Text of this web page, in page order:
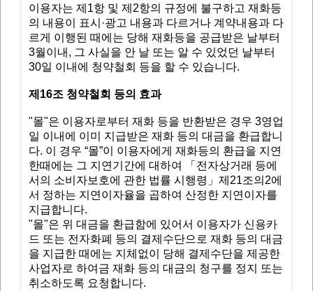
이용자는 제1항 및 제2항의 규정에 불구하고 재화등
의 내용이 표시·광고 내용과 다르거나 계약내용과 다
르게 이행된 때에는 당해 재화등을 공급받은 날부터
3월이내, 그 사실을 안 날 또는 알 수 있었던 날부터
30일 이내에 청약철회 등을 할 수 있습니다.
제16조 청약철회 등의 효과
"몰"은 이용자로부터 재화 등을 반환받은 경우 3영업
일 이내에 이미 지급받은 재화 등의 대금을 환급합니
다. 이 경우 “몰”이 이용자에게 재화등의 환급을 지연
한때에는 그 지연기간에 대하여 「전자상거래 등에
서의 소비자보호에 관한 법률 시행령」제21조의2에
서 정하는 지연이자율을 곱하여 산정한 지연이자를
지급합니다.
"몰"은 위 대금을 환급함에 있어서 이용자가 신용카
드 또는 전자화폐 등의 결제수단으로 재화 등의 대금
을 지급한 때에는 지체없이 당해 결제수단을 제공한
사업자로 하여금 재화 등의 대금의 청구를 정지 또는
취소하도록 요청합니다.